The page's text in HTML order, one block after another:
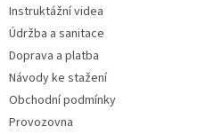
Instruktážní videa
Údržba a sanitace
Doprava a platba
Návody ke stažení
Obchodní podmínky
Provozovna